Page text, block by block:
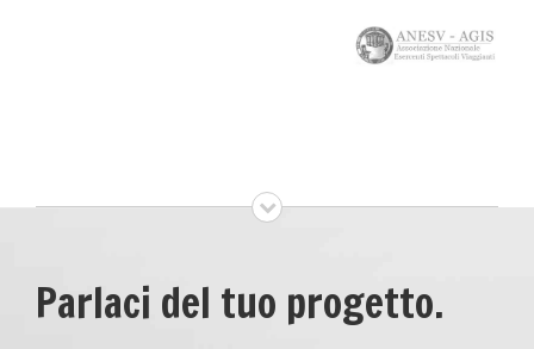
Parlaci del tuo progetto.